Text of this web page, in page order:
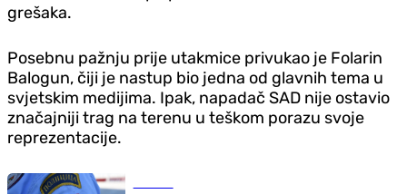
grešaka.
Posebnu pažnju prije utakmice privukao je Folarin
Balogun, čiji je nastup bio jedna od glavnih tema u
svjetskim medijima. Ipak, napadač SAD nije ostavio
značajniji trag na terenu u teškom porazu svoje
reprezentacije.